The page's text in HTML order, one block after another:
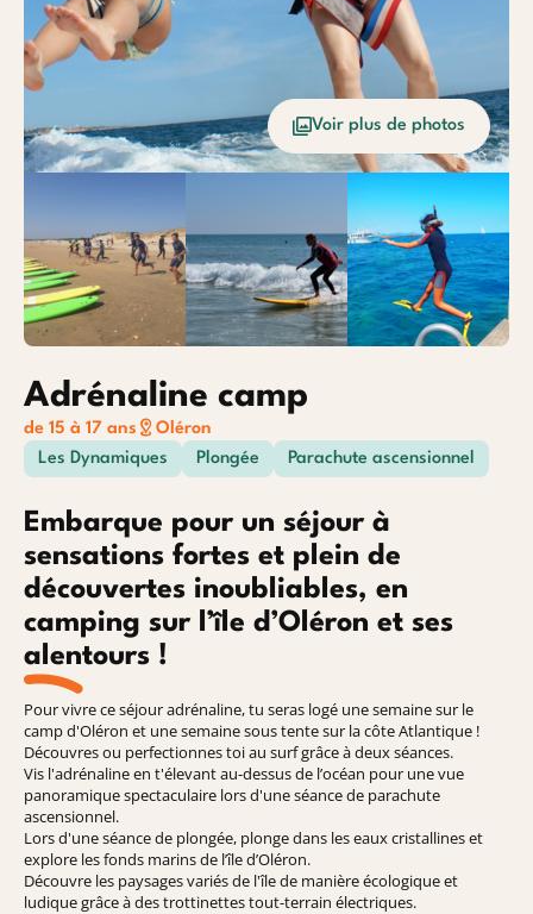
Baroudeurs
Voir plus de photos
Adrénaline camp
de 15 à 17 ans
Oléron
Les Dynamiques
Plongée Parachute ascensionnel
Embarque pour un séjour à
sensations fortes et plein de
découvertes inoubliables, en
camping sur l’île d’Oléron et ses
alentours !
Pour vivre ce séjour adrénaline, tu seras logé une semaine sur le
camp d'Oléron et une semaine sous tente sur la côte Atlantique !
Découvres ou perfectionnes toi au surf grâce à deux séances.
Vis l'adrénaline en t'élevant au-dessus de l’océan pour une vue
panoramique spectaculaire lors d'une séance de parachute
ascensionnel.
Lors d'une séance de plongée, plonge dans les eaux cristallines et
explore les fonds marins de l’île d’Oléron.
Découvre les paysages variés de l'île de manière écologique et
ludique grâce à des trottinettes tout-terrain électriques.